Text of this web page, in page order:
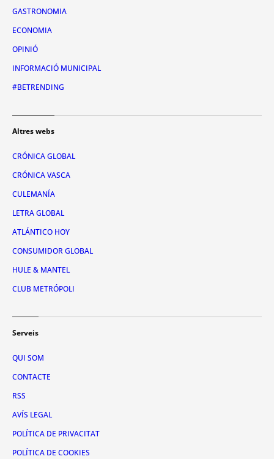
GASTRONOMIA
ECONOMIA
OPINIÓ
INFORMACIÓ MUNICIPAL
#BETRENDING
Altres webs
CRÓNICA GLOBAL
CRÓNICA VASCA
CULEMANÍA
LETRA GLOBAL
ATLÁNTICO HOY
CONSUMIDOR GLOBAL
HULE & MANTEL
CLUB METRÓPOLI
Serveis
QUI SOM
CONTACTE
RSS
AVÍS LEGAL
POLÍTICA DE PRIVACITAT
POLÍTICA DE COOKIES